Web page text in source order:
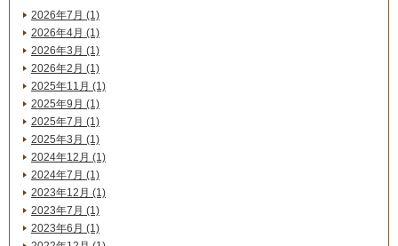
2026年7月 (1)
2026年4月 (1)
2026年3月 (1)
2026年2月 (1)
2025年11月 (1)
2025年9月 (1)
2025年7月 (1)
2025年3月 (1)
2024年12月 (1)
2024年7月 (1)
2023年12月 (1)
2023年7月 (1)
2023年6月 (1)